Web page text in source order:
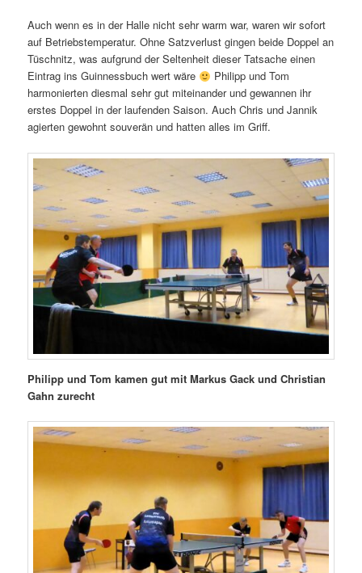
Auch wenn es in der Halle nicht sehr warm war, waren wir sofort
auf Betriebstemperatur. Ohne Satzverlust gingen beide Doppel an
Tüschnitz, was aufgrund der Seltenheit dieser Tatsache einen
Eintrag ins Guinnessbuch wert wäre
Philipp und Tom
harmonierten diesmal sehr gut miteinander und gewannen ihr
erstes Doppel in der laufenden Saison. Auch Chris und Jannik
agierten gewohnt souverän und hatten alles im Griff.
Philipp und Tom kamen gut mit Markus Gack und Christian
Gahn zurecht